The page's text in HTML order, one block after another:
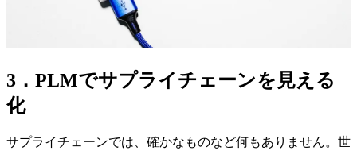
3．PLMでサプライチェーンを見える
化
サプライチェーンでは、確かなものなど何もありません。世